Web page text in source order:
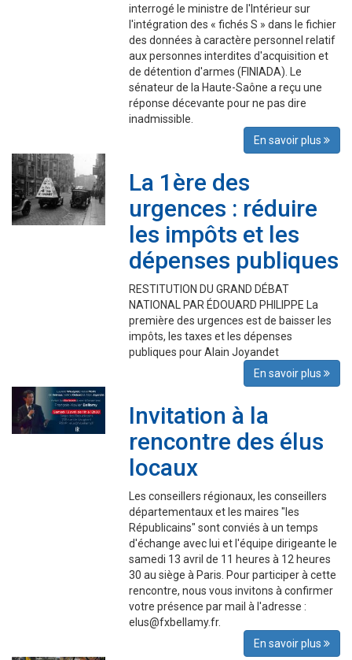
interrogé le ministre de l'Intérieur sur
l'intégration des « fichés S » dans le fichier
des données à caractère personnel relatif
aux personnes interdites d'acquisition et
de détention d'armes (FINIADA). Le
sénateur de la Haute-Saône a reçu une
réponse décevante pour ne pas dire
inadmissible.
En savoir plus
La 1ère des
urgences : réduire
les impôts et les
dépenses publiques
RESTITUTION DU GRAND DÉBAT
NATIONAL PAR ÉDOUARD PHILIPPE La
première des urgences est de baisser les
impôts, les taxes et les dépenses
publiques pour Alain Joyandet
En savoir plus
Invitation à la
rencontre des élus
locaux
Les conseillers régionaux, les conseillers
départementaux et les maires "les
Républicains" sont conviés à un temps
d'échange avec lui et l'équipe dirigeante le
samedi 13 avril de 11 heures à 12 heures
30 au siège à Paris. Pour participer à cette
rencontre, nous vous invitons à confirmer
votre présence par mail à l'adresse :
elus@fxbellamy.fr.
En savoir plus